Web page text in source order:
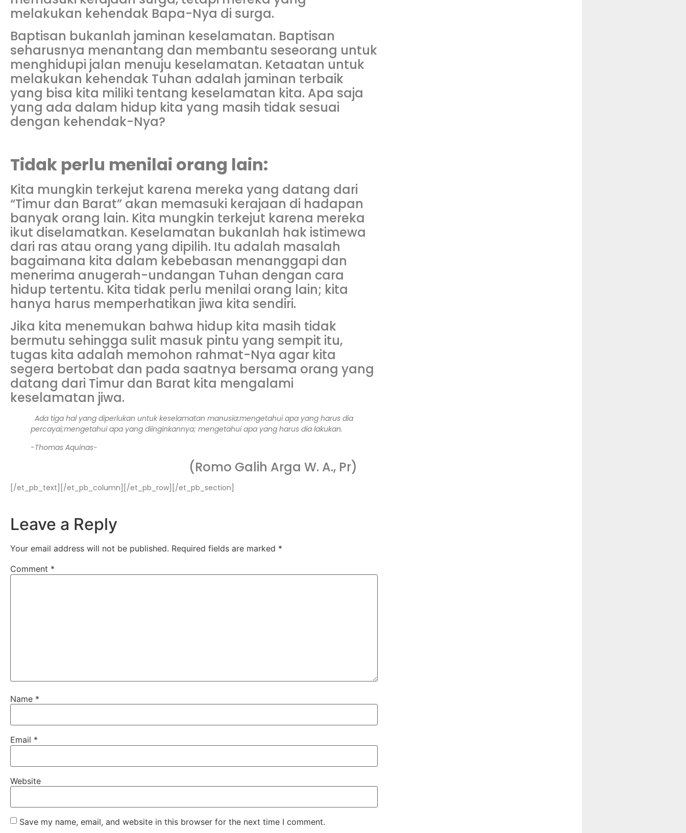
melakukan kehendak Bapa-Nya di surga.
Baptisan bukanlah jaminan keselamatan. Baptisan
seharusnya menantang dan membantu seseorang untuk
menghidupi jalan menuju keselamatan. Ketaatan untuk
melakukan kehendak Tuhan adalah jaminan terbaik
yang bisa kita miliki tentang keselamatan kita. Apa saja
yang ada dalam hidup kita yang masih tidak sesuai
dengan kehendak-Nya?
Tidak perlu menilai orang lain:
Kita mungkin terkejut karena mereka yang datang dari
“Timur dan Barat” akan memasuki kerajaan di hadapan
banyak orang lain. Kita mungkin terkejut karena mereka
ikut diselamatkan. Keselamatan bukanlah hak istimewa
dari ras atau orang yang dipilih. Itu adalah masalah
bagaimana kita dalam kebebasan menanggapi dan
menerima anugerah-undangan Tuhan dengan cara
hidup tertentu. Kita tidak perlu menilai orang lain; kita
hanya harus memperhatikan jiwa kita sendiri.
Jika kita menemukan bahwa hidup kita masih tidak
bermutu sehingga sulit masuk pintu yang sempit itu,
tugas kita adalah memohon rahmat-Nya agar kita
segera bertobat dan pada saatnya bersama orang yang
datang dari Timur dan Barat kita mengalami
keselamatan jiwa.
Ada tiga hal yang diperlukan untuk keselamatan manusia:mengetahui apa yang harus dia
percayai;mengetahui apa yang diinginkannya; mengetahui apa yang harus dia lakukan.
-Thomas Aquinas-
(Romo Galih Arga W. A., Pr)
[/et_pb_text][/et_pb_column][/et_pb_row][/et_pb_section]
Leave a Reply
Your email address will not be published. Required fields are marked *
Comment *
Name *
Email *
Website
Save my name, email, and website in this browser for the next time I comment.